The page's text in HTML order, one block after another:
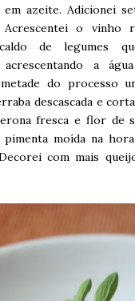
em azeite. Adicionei
o vinho
de legumes
a
do processo
descascada e
fresca e flor de
pimenta moída na
com mais